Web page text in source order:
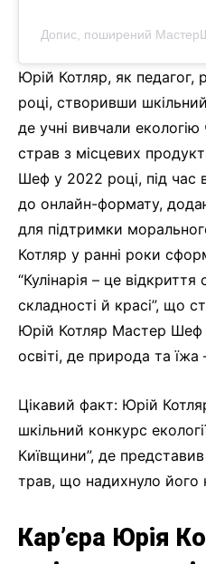
Допис, поширений
Юрій Котляр, як
році, створивши
де учні вивчали
страв з місцевих
Шеф у 2022 році, під час
до онлайн-формату,
для підтримки
Котляр у ранні роки
“Кулінарія – це відкриття
складності й красі”, що
Юрій Котляр Мастер Шеф
освіті, де природа та їжа
Цікавий факт: Юрій
шкільний конкурс
Київщини”, де
трав, що надихнуло його
Кар’єра Юрія